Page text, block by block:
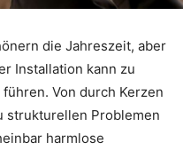
die Jahreszeit, aber
Installation kann zu
Von durch Kerzen
strukturellen Problemen
harmlose